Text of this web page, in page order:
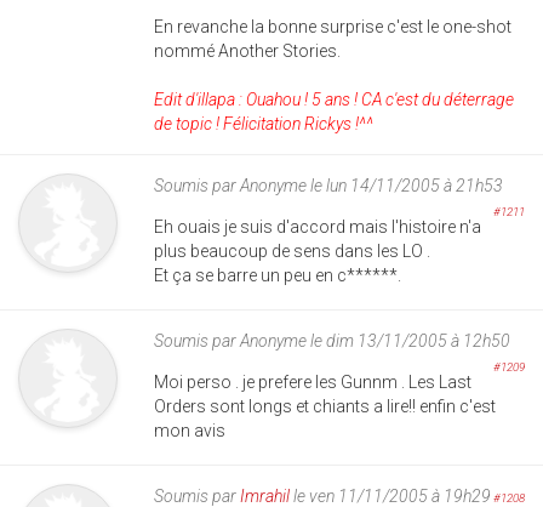
En revanche la bonne surprise c'est le one-shot
nommé Another Stories.
Edit d'illapa : Ouahou ! 5 ans ! CA c'est du déterrage
de topic ! Félicitation Rickys !^^
Soumis parAnonymele lun 14/11/2005 à 21h53
#1211
Eh ouais je suis d'accord mais l'histoire n'a
plus beaucoup de sens dans les LO .
Et ça se barre un peu en c******.
Soumis parAnonymele dim 13/11/2005 à 12h50
#1209
Moi perso . je prefere les Gunnm . Les Last
Orders sont longs et chiants a lire!! enfin c'est
mon avis
Soumis par Imrahille ven 11/11/2005 à 19h29 #1208